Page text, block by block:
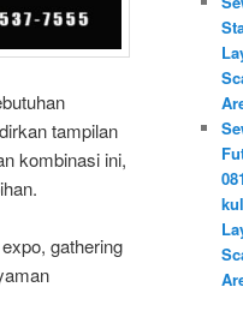
tampilan
kombinasi ini,
gathering